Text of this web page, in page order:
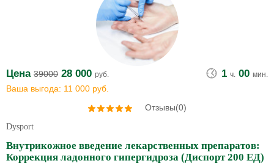
Цена 39000 28 000 руб. 1 ч. 00 мин.
Ваша выгода: 11 000 руб.
Отзывы(0)
Dysport
Внутрикожное введение лекарственных препаратов:
Коррекция ладонного гипергидроза (Диспорт 200 ЕД)